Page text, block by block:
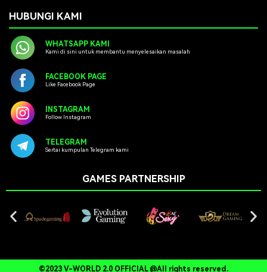
HUBUNGI KAMI
WHATSAPP KAMI
Kami di sini untuk membantu menyelesaikan masalah
FACEBOOK PAGE
Like Facebook Page
INSTAGRAM
Follow Instagram
TELEGRAM
Sertai kumpulan Telegram kami
GAMES PARTNERSHIP
©2023 V-WORLD 2.0 OFFICIAL @All rights reserved.